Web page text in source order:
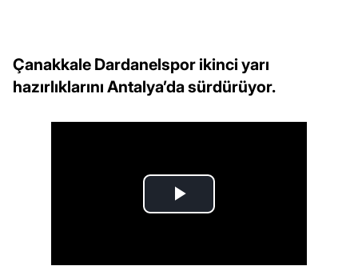
Çanakkale Dardanelspor ikinci yarı
hazırlıklarını Antalya’da sürdürüyor.